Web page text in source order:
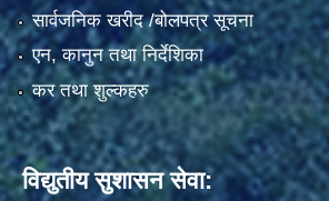
सार्वजनिक खरीद /बोलपत्र सूचना
एन, कानुन तथा निर्देशिका
कर तथा शुल्कहरु
विद्युतीय सुशासन सेवा: